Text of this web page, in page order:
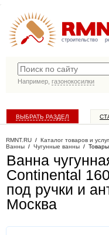
строительство
Например, газонокосилки
ВЫБРАТЬ РАЗДЕЛ
RMNT.RU / Каталог товаров и услуг
Ванны / Чугунные ванны /
Ванна
Continental
под ручки и
Москва